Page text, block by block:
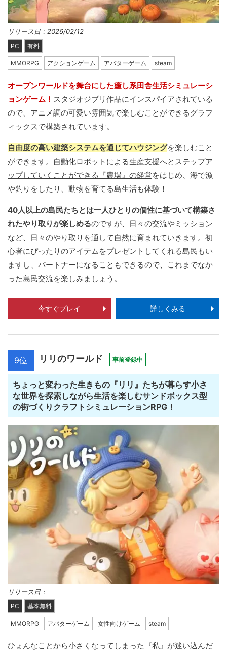
リリース日：2026/02/12
PC 有料
MMORPG アクションゲーム アバターゲーム steam
オープンワールドを舞台にした癒し系田舎生活シミュレーシ
ョンゲーム！ スタジオジブリ作品にインスパイアされている
ので、アニメ調の可愛い雰囲気で楽しむことができるグラフ
ィックスで構築されています。
自由度の高い建築システムを通じてハウジングを楽しむこと
ができます。
自動化ロボットによる生産支援へとステップア
ップしていくことができる『農場』の経営をはじめ、海で漁
や釣りをしたり、動物を育てる島生活も体験！
40人以上の島民たちとは一人ひとりの個性に基づいて構築さ
れたやり取りが楽しめるのですが、日々の交流やミッション
など、日々のやり取りを通して自然に育まれていきます。初
心者にぴったりのアイテムをプレゼントしてくれる島民もい
ますし、パートナーになることもできるので、これまでなか
った島民交流を楽しみましょう。
今すぐプレイ 詳しくみる
9位 リリのワールド 事前登録中
ちょっと変わった生きもの『リリ』たちが暮らす小さ
な世界を探索しながら生活を楽しむサンドボックス型
の街づくりクラフトシミュレーションRPG！
リリース日：
PC 基本無料
MMORPG アバターゲーム 女性向けゲーム steam
ひょんなことから小さくなってしまった『私』が迷い込んだ